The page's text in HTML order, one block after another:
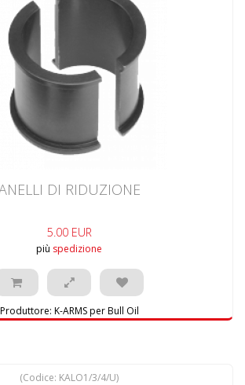
DI RIDUZIONE
5.00 EUR
più spedizione
Produttore: K-ARMS per Bull Oil
(Codice: KALO1/3/4/U)